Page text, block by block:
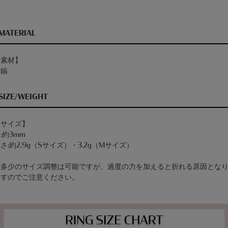
材】
WEIGHT
イズ】
約3mm
:約2.9g（Sサイズ）・3.2g（Mサイズ）
少のサイズ調整は可能ですが、過度の力を加えると折れる原因となり
のでご注意ください。